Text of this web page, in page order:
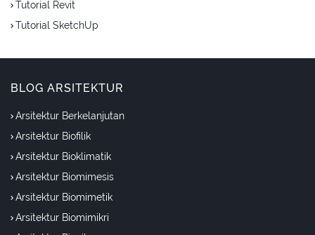
Tutorial Revit
Tutorial SketchUp
BLOG ARSITEKTUR
Arsitektur Berkelanjutan
Arsitektur Biofilik
Arsitektur Bioklimatik
Arsitektur Biomimesis
Arsitektur Biomimetik
Arsitektur Biomimikri